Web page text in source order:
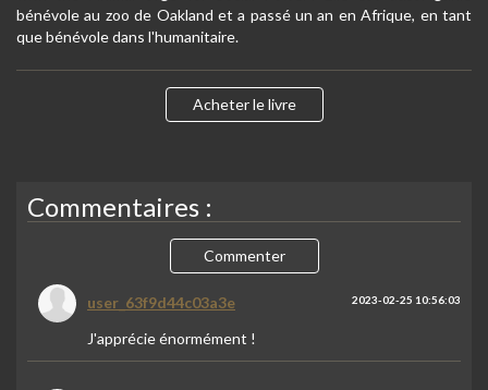
bénévole au zoo de Oakland et a passé un an en Afrique, en tant
que bénévole dans l'humanitaire.
Acheter le livre
Commentaires :
Commenter
user_63f9d44c03a3e 2023-02-25 10:56:03
J'apprécie énormément !